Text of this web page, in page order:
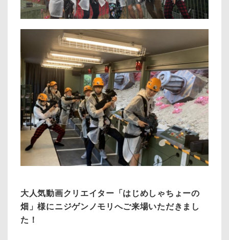
大人気動画クリエイター「はじめしゃちょーの
畑」様にニジゲンノモリへご来場いただきまし
た！